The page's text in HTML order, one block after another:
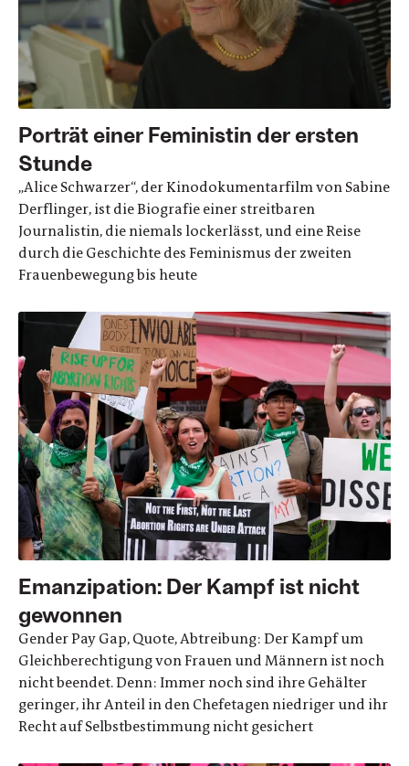
Porträt einer Feministin der ersten
Stunde
„Alice Schwarzer“, der Kinodokumentarfilm von Sabine
Derflinger, ist die Biografie einer streitbaren
Journalistin, die niemals lockerlässt, und eine Reise
durch die Geschichte des Feminismus der zweiten
Frauenbewegung bis heute
Emanzipation: Der Kampf ist nicht
gewonnen
Gender Pay Gap, Quote, Abtreibung: Der Kampf um
Gleichberechtigung von Frauen und Männern ist noch
nicht beendet. Denn: Immer noch sind ihre Gehälter
geringer, ihr Anteil in den Chefetagen niedriger und ihr
Recht auf Selbstbestimmung nicht gesichert